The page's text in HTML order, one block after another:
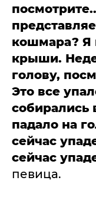
кошмара? Я
крыши.
голову,
Это все
собирались
падало на
сейчас
сейчас
певица.